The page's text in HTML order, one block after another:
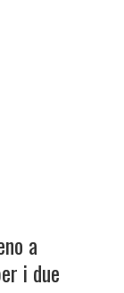
a
i due